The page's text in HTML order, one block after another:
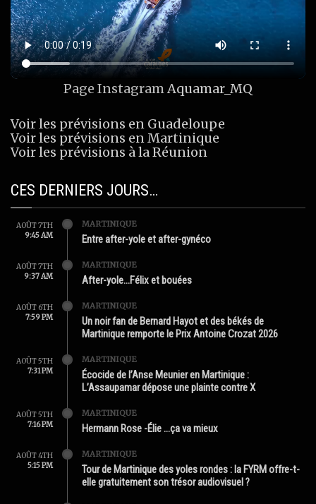
Page InstagramAquamar_MQ
Voir les prévisions en Guadeloupe
Voir les prévisions en Martinique
Voir les prévisions à la Réunion
CES DERNIERS JOURS…
AOÛT 7TH
9:45 AM
MARTINIQUE
Entre after-yole et after-gynéco
AOÛT 7TH
9:37 AM
MARTINIQUE
After-yole…Félix et bouées
AOÛT 6TH
7:59 PM
MARTINIQUE
Un noir fan de Bernard Hayot et des békés de
Martinique remporte le Prix Antoine Crozat 2026
AOÛT 5TH
7:31 PM
MARTINIQUE
Écocide de l’Anse Meunier en Martinique :
L’Assaupamar dépose une plainte contre X
AOÛT 5TH
7:16 PM
MARTINIQUE
Hermann Rose -Élie …ça va mieux
AOÛT 4TH
5:15 PM
MARTINIQUE
Tour de Martinique des yoles rondes : la FYRM offre-t-
elle gratuitement son trésor audiovisuel ?